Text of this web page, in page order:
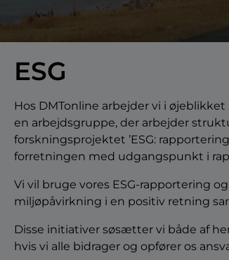
ESG
Hos DMTonline arbejder vi i
en arbejdsgruppe, der arbejder
forskningsprojektet ’ESG:
forretningen med udgangspunkt i
Vi vil bruge vores ESG-rapportering
miljøpåvirkning i en positiv retning
Disse initiativer søsætter vi både af
hvis vi alle bidrager og opfører os